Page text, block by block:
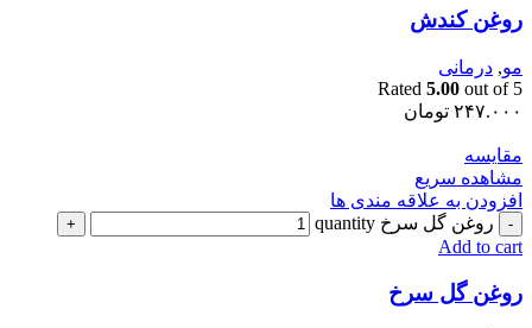
روغن کندش
مو, درمانی
Rated 5.00 out of 5
۲۴۷.۰۰۰ تومان
مقایسه
مشاهده سریع
افزودن به علاقه مندی ها
روغن گل سرخ quantity
Add to cart
روغن گل سرخ